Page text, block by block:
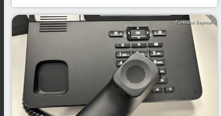
Funkhaus Bayreuth